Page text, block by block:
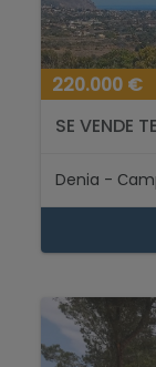
220.000 €
SE VENDE
Denia -